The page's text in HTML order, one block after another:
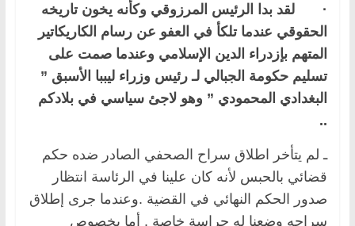
· لقد بدا الرئيس المرزوقي وكأنه يخون تاريخه
الحقوقي عندما تلكأ في العفو عن رسام الكاريكاتير
المتهم بإزدراء الدين الإسلامي وعندما صمت على
تسليم حكومة الجبالي لـ رئيس وزراء ليببا الأسبق ”
البغدادي المحمودي ” وهو لاجئ سياسي في بلادكم
..
ـ لم يتأخر اطلاق سراح الصحفي الصادر ضده حكم
قضائي بالحبس لأنه كان علينا في الرئاسة انتظار
صدور الحكم النهائي في القضية .وعندما جرى إطلاق
سراحه وضعنا له حراسة خاصة . أما بخصوص